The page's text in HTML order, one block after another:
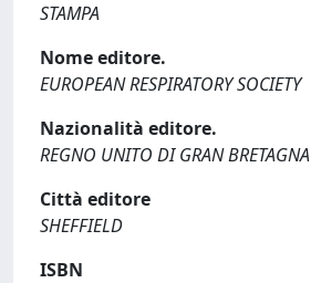
STAMPA
Nome editore.
EUROPEAN RESPIRATORY SOCIETY
Nazionalità editore.
REGNO UNITO DI GRAN BRETAGNA
Città editore
SHEFFIELD
ISBN